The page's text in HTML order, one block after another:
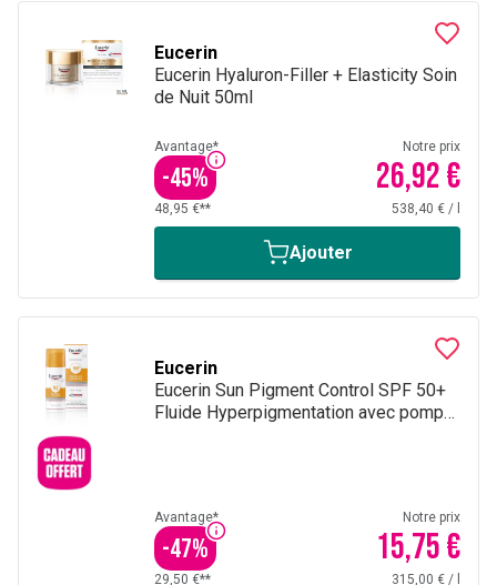
Eucerin
Eucerin Hyaluron-Filler + Elasticity Soin
de Nuit 50ml
Avantage*
-45%
Notre prix
26,92 €
48,95 €** 538,40 € /
Ajouter
Eucerin
Eucerin Sun Pigment Control SPF 50+
Fluide Hyperpigmentation avec pompe
Avantage*
-47%
Notre prix
15,75 €
29,50 €** 315,00 € /